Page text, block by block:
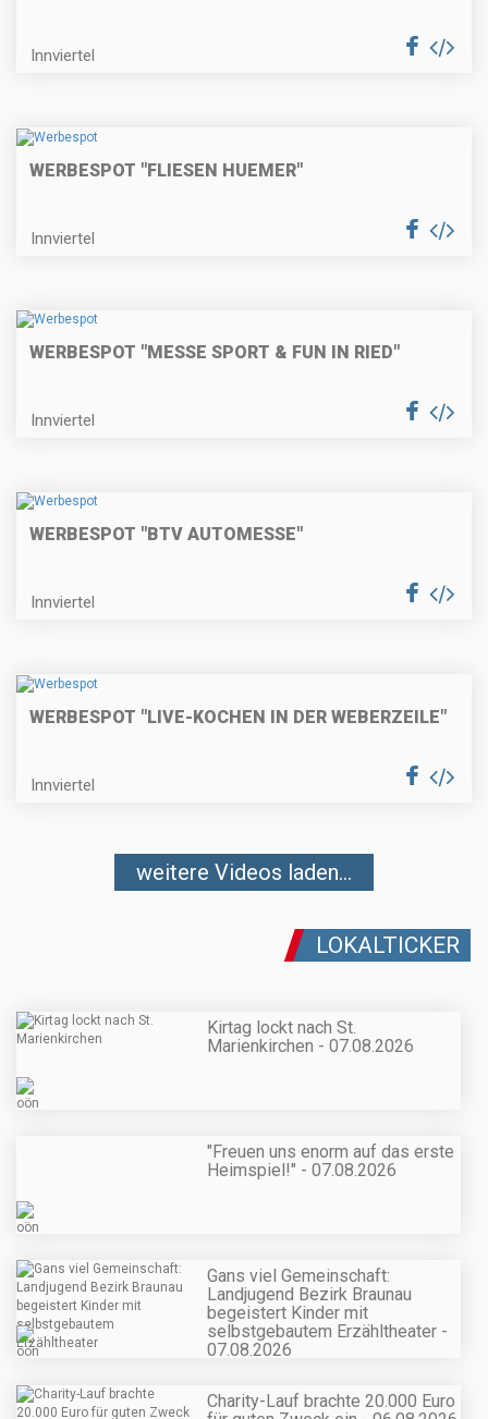
Innviertel
WERBESPOT "FLIESEN HUEMER"
Innviertel
WERBESPOT "MESSE SPORT & FUN IN RIED"
Innviertel
WERBESPOT "BTV AUTOMESSE"
Innviertel
WERBESPOT "LIVE-KOCHEN IN DER WEBERZEILE"
Innviertel
weitere Videos laden...
LOKALTICKER
Kirtag lockt nach St.
Marienkirchen - 07.08.2026
"Freuen uns enorm auf das erste
Heimspiel!" - 07.08.2026
Gans viel Gemeinschaft:
Landjugend Bezirk Braunau
begeistert Kinder mit
selbstgebautem Erzähltheater -
07.08.2026
Charity-Lauf brachte 20.000 Euro